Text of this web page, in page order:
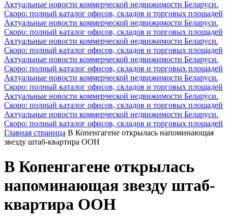
Актуальные новости коммерческой недвижимости Беларуси.
Скоро: полный каталог офисов, складов и торговых площадей
Актуальные новости коммерческой недвижимости Беларуси.
Скоро: полный каталог офисов, складов и торговых площадей
Актуальные новости коммерческой недвижимости Беларуси.
Скоро: полный каталог офисов, складов и торговых площадей
Актуальные новости коммерческой недвижимости Беларуси.
Скоро: полный каталог офисов, складов и торговых площадей
Актуальные новости коммерческой недвижимости Беларуси.
Скоро: полный каталог офисов, складов и торговых площадей
Актуальные новости коммерческой недвижимости Беларуси.
Скоро: полный каталог офисов, складов и торговых площадей
Актуальные новости коммерческой недвижимости Беларуси.
Скоро: полный каталог офисов, складов и торговых площадей
Главная страница В Копенгагене открылась напоминающая
звезду штаб-квартира ООН
В Копенгагене открылась
напоминающая звезду штаб-
квартира ООН